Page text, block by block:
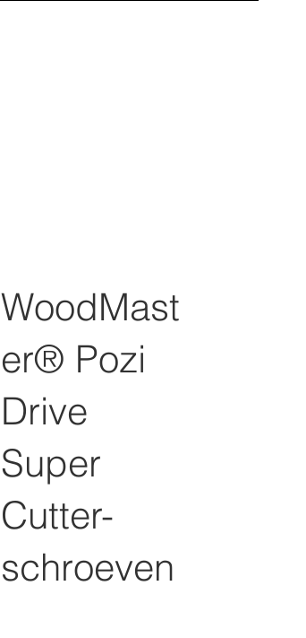
WoodMast
er® Pozi
Drive
Super
Cutter-
schroeven